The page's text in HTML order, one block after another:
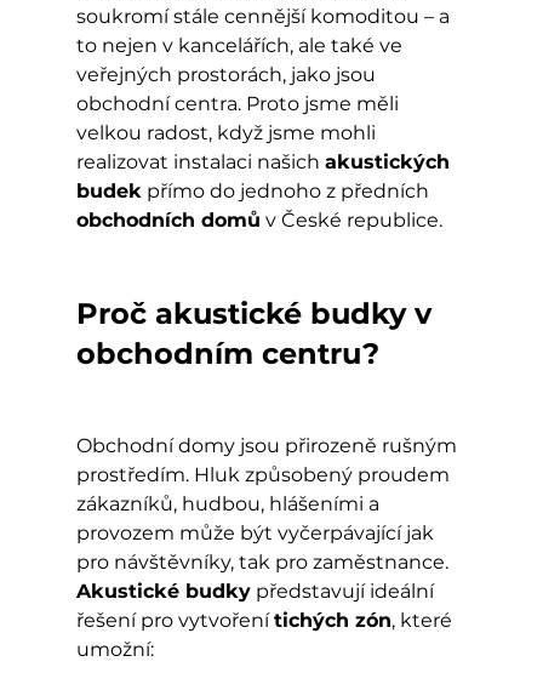
soukromí stále cennější komoditou – a
to nejen v kancelářích, ale také ve
veřejných prostorách, jako jsou
obchodní centra. Proto jsme měli
velkou radost, když jsme mohli
realizovat instalaci našich akustických
budek přímo do jednoho z předních
obchodních domů v České republice.
Proč akustické budky v
obchodním centru?
Obchodní domy jsou přirozeně rušným
prostředím. Hluk způsobený proudem
zákazníků, hudbou, hlášeními a
provozem může být vyčerpávající jak
pro návštěvníky, tak pro zaměstnance.
Akustické budky představují ideální
řešení pro vytvoření tichých zón, které
umožní: